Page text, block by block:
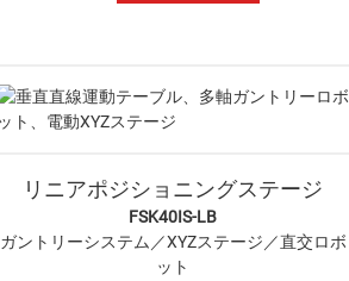
リニアポジショニングステージ
FSK40IS-LB
ガントリーシステム／XYZステージ／直交ロボ
ット